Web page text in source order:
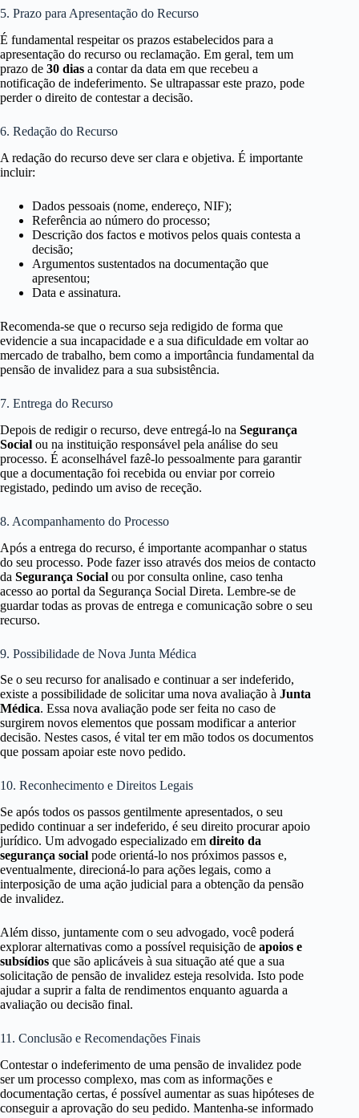
5. Prazo para Apresentação do Recurso
É fundamental respeitar os prazos estabelecidos para a
apresentação do recurso ou reclamação. Em geral, tem um
prazo de 30 dias a contar da data em que recebeu a
notificação de indeferimento. Se ultrapassar este prazo, pode
perder o direito de contestar a decisão.
6. Redação do Recurso
A redação do recurso deve ser clara e objetiva. É importante
incluir:
Dados pessoais (nome, endereço, NIF);
Referência ao número do processo;
Descrição dos factos e motivos pelos quais contesta a
decisão;
Argumentos sustentados na documentação que
apresentou;
Data e assinatura.
Recomenda-se que o recurso seja redigido de forma que
evidencie a sua incapacidade e a sua dificuldade em voltar ao
mercado de trabalho, bem como a importância fundamental da
pensão de invalidez para a sua subsistência.
7. Entrega do Recurso
Depois de redigir o recurso, deve entregá-lo na Segurança
Social ou na instituição responsável pela análise do seu
processo. É aconselhável fazê-lo pessoalmente para garantir
que a documentação foi recebida ou enviar por correio
registado, pedindo um aviso de receção.
8. Acompanhamento do Processo
Após a entrega do recurso, é importante acompanhar o status
do seu processo. Pode fazer isso através dos meios de contacto
da Segurança Social ou por consulta online, caso tenha
acesso ao portal da Segurança Social Direta. Lembre-se de
guardar todas as provas de entrega e comunicação sobre o seu
recurso.
9. Possibilidade de Nova Junta Médica
Se o seu recurso for analisado e continuar a ser indeferido,
existe a possibilidade de solicitar uma nova avaliação à Junta
Médica. Essa nova avaliação pode ser feita no caso de
surgirem novos elementos que possam modificar a anterior
decisão. Nestes casos, é vital ter em mão todos os documentos
que possam apoiar este novo pedido.
10. Reconhecimento e Direitos Legais
Se após todos os passos gentilmente apresentados, o seu
pedido continuar a ser indeferido, é seu direito procurar apoio
jurídico. Um advogado especializado em direito da
segurança social pode orientá-lo nos próximos passos e,
eventualmente, direcioná-lo para ações legais, como a
interposição de uma ação judicial para a obtenção da pensão
de invalidez.
Além disso, juntamente com o seu advogado, você poderá
explorar alternativas como a possível requisição de apoios e
subsídios que são aplicáveis à sua situação até que a sua
solicitação de pensão de invalidez esteja resolvida. Isto pode
ajudar a suprir a falta de rendimentos enquanto aguarda a
avaliação ou decisão final.
11. Conclusão e Recomendações Finais
Contestar o indeferimento de uma pensão de invalidez pode
ser um processo complexo, mas com as informações e
documentação certas, é possível aumentar as suas hipóteses de
conseguir a aprovação do seu pedido. Mantenha-se informado